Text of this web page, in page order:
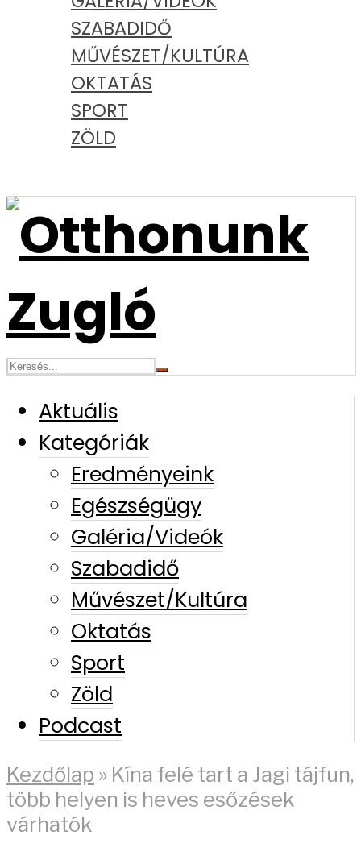
SZABADIDŐ
MŰVÉSZET/KULTÚRA
OKTATÁS
SPORT
ZÖLD
Aktuális
Kategóriák
Eredményeink
Egészségügy
Galéria/Videók
Szabadidő
Művészet/Kultúra
Oktatás
Sport
Zöld
Podcast
Kezdőlap » Kína felé tart a Jagi tájfun,
több helyen is heves esőzések
várhatók